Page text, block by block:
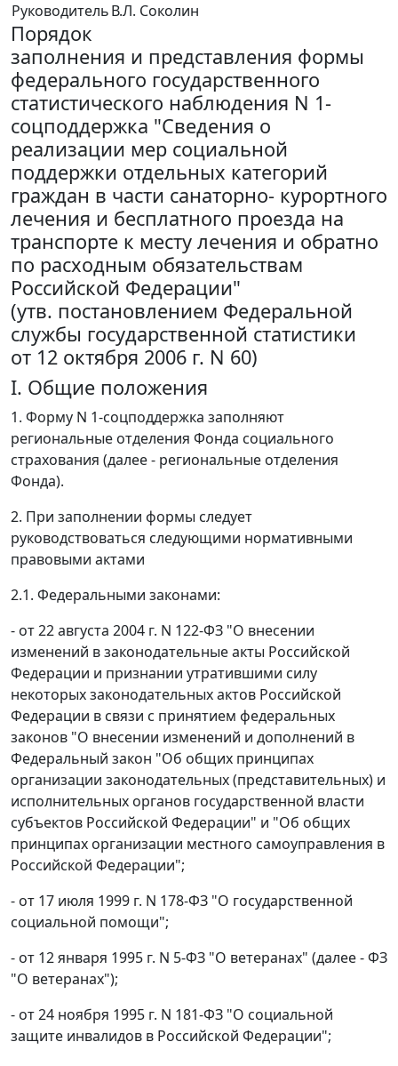
РуководительВ.Л. Соколин
Порядок
заполнения и представления формы
федерального государственного
статистического наблюдения N 1-
соцподдержка "Сведения о
реализации мер социальной
поддержки отдельных категорий
граждан в части санаторно- курортного
лечения и бесплатного проезда на
транспорте к месту лечения и обратно
по расходным обязательствам
Российской Федерации"
(утв. постановлением Федеральной
службы государственной статистики
от 12 октября 2006 г. N 60)
I. Общие положения
1. Форму N 1-соцподдержка заполняют
региональные отделения Фонда социального
страхования (далее - региональные отделения
Фонда).
2. При заполнении формы следует
руководствоваться следующими нормативными
правовыми актами
2.1. Федеральными законами:
- от 22 августа 2004 г. N 122-ФЗ "О внесении
изменений в законодательные акты Российской
Федерации и признании утратившими силу
некоторых законодательных актов Российской
Федерации в связи с принятием федеральных
законов "О внесении изменений и дополнений в
Федеральный закон "Об общих принципах
организации законодательных (представительных) и
исполнительных органов государственной власти
субъектов Российской Федерации" и "Об общих
принципах организации местного самоуправления в
Российской Федерации";
- от 17 июля 1999 г. N 178-ФЗ "О государственной
социальной помощи";
- от 12 января 1995 г. N 5-ФЗ "О ветеранах" (далее - ФЗ
"О ветеранах");
- от 24 ноября 1995 г. N 181-ФЗ "О социальной
защите инвалидов в Российской Федерации";